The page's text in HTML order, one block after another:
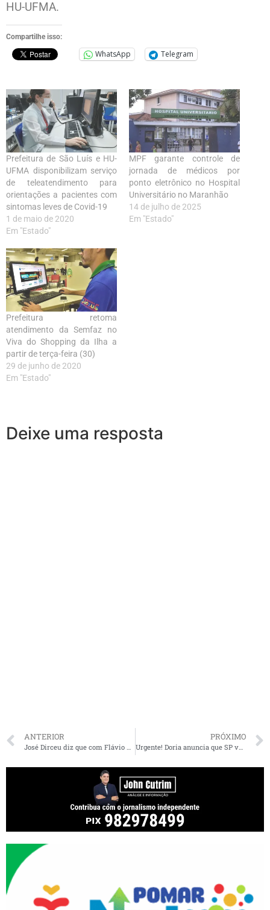
HU-UFMA.
Compartilhe isso:
WhatsApp Telegram
Prefeitura de São Luís e HU-
UFMA disponibilizam serviço
de teleatendimento para
orientações a pacientes com
sintomas leves de Covid-19
1 de maio de 2020
Em "Estado"
MPF garante controle de
jornada de médicos por
ponto eletrônico no Hospital
Universitário no Maranhão
14 de julho de 2025
Em "Estado"
Prefeitura retoma
atendimento da Semfaz no
Viva do Shopping da Ilha a
partir de terça-feira (30)
29 de junho de 2020
Em "Estado"
Deixe uma resposta
ANTERIOR
José Dirceu diz que com Flávio Dino chapa seria imbatível em 2022
PRÓXIMO
Urgente! Doria anuncia que SP vai produzir vacina contra coronavírus